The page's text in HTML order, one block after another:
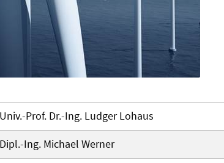
Univ.-Prof. Dr.-Ing. Ludger Lohaus
Dipl.-Ing. Michael Werner